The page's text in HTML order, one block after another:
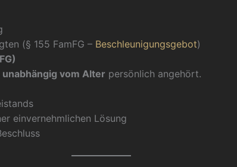
(§ 155 FamFG – Beschleunigungsgebot)
unabhängig vom Alter persönlich angehört.
einvernehmlichen Lösung